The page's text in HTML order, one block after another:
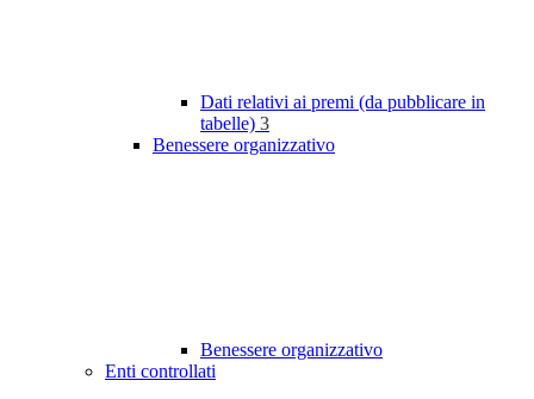
Dati relativi ai premi (da pubblicare in
tabelle) 3
Benessere organizzativo
Benessere organizzativo
Enti controllati